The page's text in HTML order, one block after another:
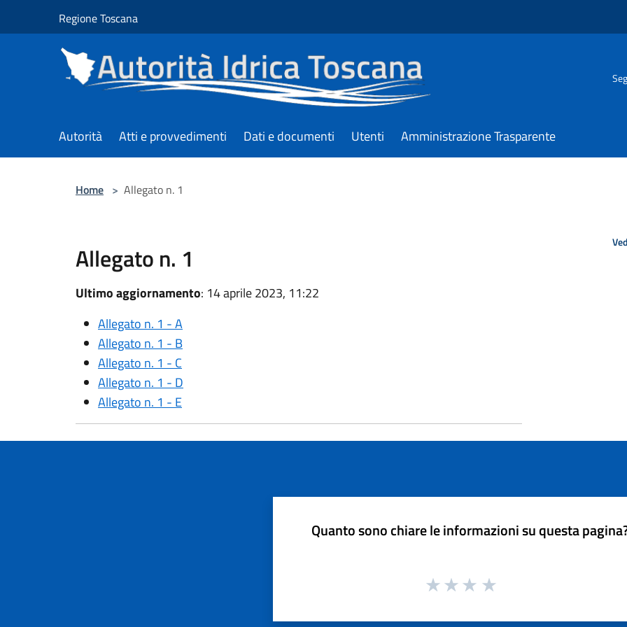
Regione Toscana
Autorità Atti e provvedimenti Dati e documenti Utenti Amministrazione Trasparente
Home > Allegato n. 1
Allegato n. 1
Ultimo aggiornamento: 14 aprile 2023, 11:22
Allegato n. 1 - A
Allegato n. 1 - B
Allegato n. 1 - C
Allegato n. 1 - D
Allegato n. 1 - E
Quanto sono chiare le informazioni su questa